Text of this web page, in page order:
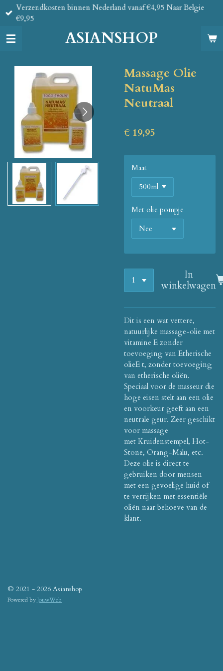
Ga
direct
de
ASIANSHOP
Verzendkosten binnen Nederland vanaf €4,95 Naar Belgie
€9,95
Massage Olie
NatuMas
Neutraal
€ 19,95
Maat
Met olie pompje
In
winkelwagen
Dit is een wat vettere,
natuurlijke massage-olie met
vitamine E zonder
toevoeging van Etherische
olieE t, zonder toevoeging
van etherische oliën.
Speciaal voor de masseur die
hoge eisen stelt aan een olie
en voorkeur geeft aan een
neutrale geur. Zeer geschikt
voor massage
met Kruidenstempel, Hot-
Stone, Orang-Malu, etc.
Deze olie is direct te
gebruiken door mensen
met een gevoelige huid of
te verrijken met essentiële
oliën naar behoeve van de
klant.
© 2021 - 2026 Asianshop
Powered byJouwWeb